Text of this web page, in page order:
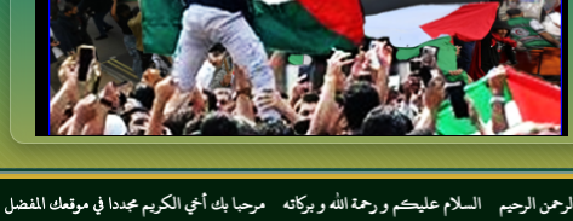
السلام عليكم و رحمة الله و بركاته مرحبا بك أخي الكريم مجددا في موقعك المفضل المحجة